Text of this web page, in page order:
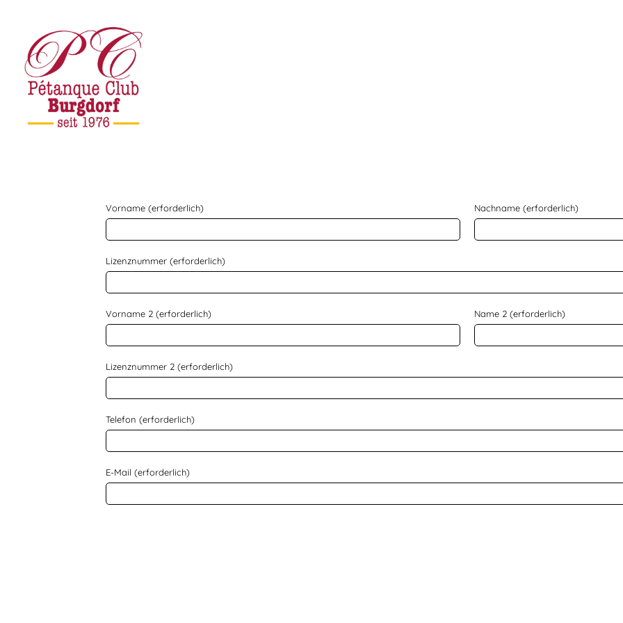
Vorname (erforderlich) Nachname (erforderlich)
Lizenznummer (erforderlich)
Vorname 2 (erforderlich) Name 2 (erforderlich)
Lizenznummer 2 (erforderlich)
Telefon (erforderlich)
E-Mail (erforderlich)